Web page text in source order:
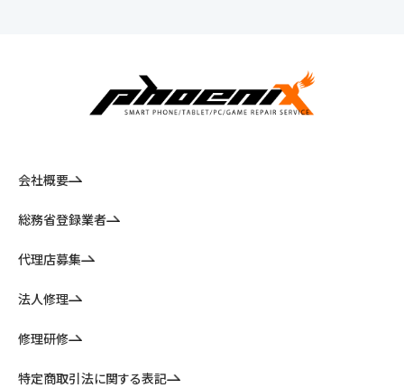
会社概要
総務省登録業者
代理店募集
法人修理
修理研修
特定商取引法に関する表記